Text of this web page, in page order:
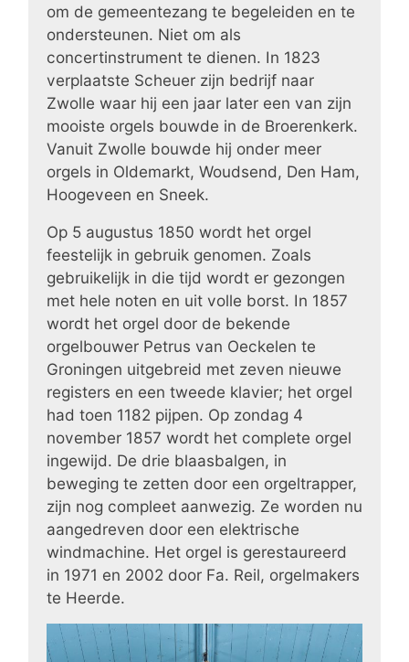
om de gemeentezang te begeleiden en te
ondersteunen. Niet om als
concertinstrument te dienen. In 1823
verplaatste Scheuer zijn bedrijf naar
Zwolle waar hij een jaar later een van zijn
mooiste orgels bouwde in de Broerenkerk.
Vanuit Zwolle bouwde hij onder meer
orgels in Oldemarkt, Woudsend, Den Ham,
Hoogeveen en Sneek.
Op 5 augustus 1850 wordt het orgel
feestelijk in gebruik genomen. Zoals
gebruikelijk in die tijd wordt er gezongen
met hele noten en uit volle borst. In 1857
wordt het orgel door de bekende
orgelbouwer Petrus van Oeckelen te
Groningen uitgebreid met zeven nieuwe
registers en een tweede klavier; het orgel
had toen 1182 pijpen. Op zondag 4
november 1857 wordt het complete orgel
ingewijd. De drie blaasbalgen, in
beweging te zetten door een orgeltrapper,
zijn nog compleet aanwezig. Ze worden nu
aangedreven door een elektrische
windmachine. Het orgel is gerestaureerd
in 1971 en 2002 door Fa. Reil, orgelmakers
te Heerde.